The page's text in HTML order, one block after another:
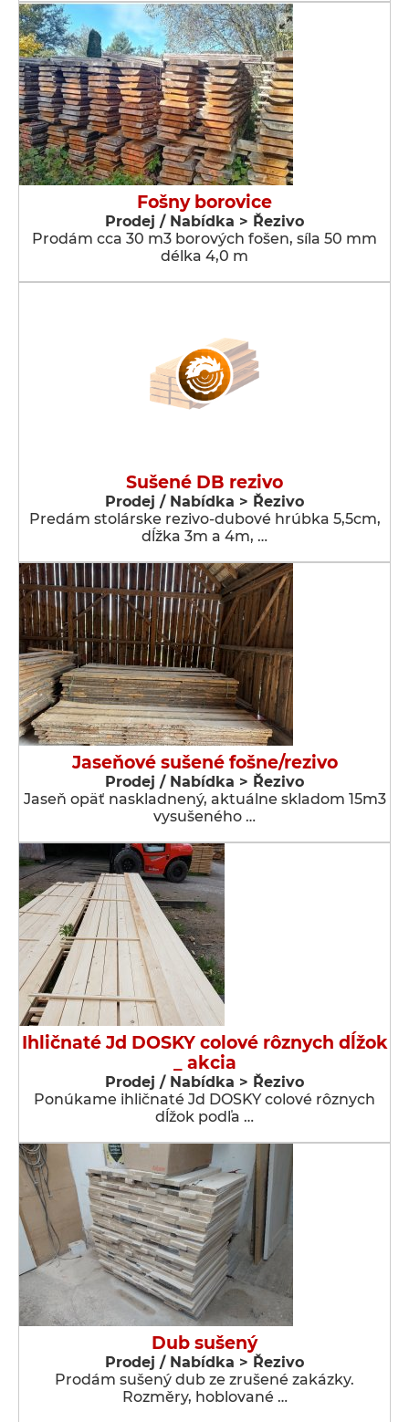
Fošny borovice
Prodej / Nabídka > Řezivo
Prodám cca 30 m3 borových fošen, síla 50 mm
délka 4,0 m
Sušené DB rezivo
Prodej / Nabídka > Řezivo
Predám stolárske rezivo-dubové hrúbka 5,5cm,
dĺžka 3m a 4m, …
Jaseňové sušené fošne/rezivo
Prodej / Nabídka > Řezivo
Jaseň opäť naskladnený, aktuálne skladom 15m3
vysušeného …
Ihličnaté Jd DOSKY colové rôznych dĺžok
_ akcia
Prodej / Nabídka > Řezivo
Ponúkame ihličnaté Jd DOSKY colové rôznych
dĺžok podľa …
Dub sušený
Prodej / Nabídka > Řezivo
Prodám sušený dub ze zrušené zakázky.
Rozměry, hoblované …